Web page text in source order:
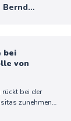
Bernd
bei
von
rückt bei der
zunehmend